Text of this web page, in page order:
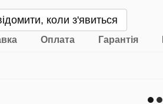
коли з'явиться
Оплата Гарантія